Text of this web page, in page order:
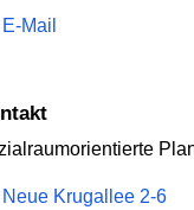
E-Mail
Neue Krugallee 2-6